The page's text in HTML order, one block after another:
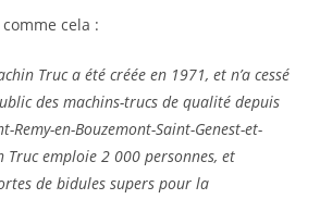
cela :
Truc a été créée en 1971, et n’a cessé
des machins-trucs de qualité depuis
Remy-en-Bouzemont-Saint-Genest-et-
Truc emploie 2 000 personnes, et
de bidules supers pour la